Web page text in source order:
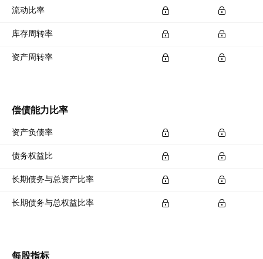
流动比率
库存周转率
资产周转率
偿债能力比率
资产负债率
债务权益比
长期债务与总资产比率
长期债务与总权益比率
每股指标